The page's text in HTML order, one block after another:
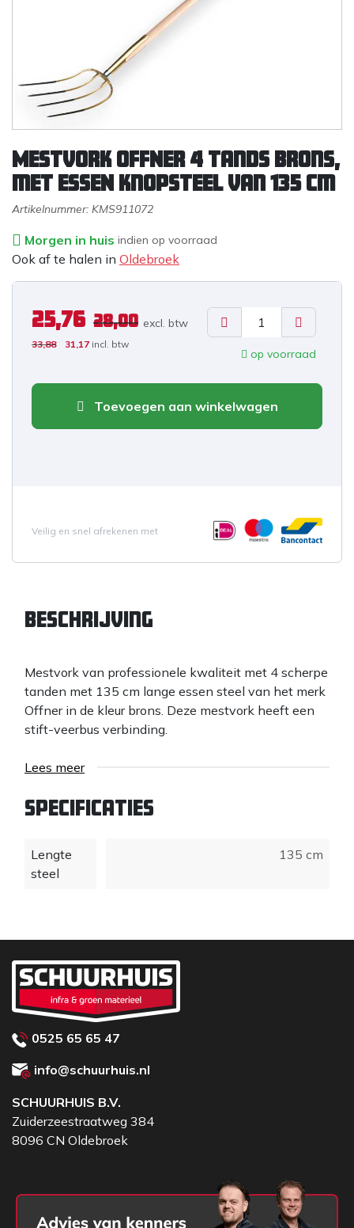
Mestvork OFFNER 4 tands brons,
met ESSEN knopsteel van 135 cm
Artikelnummer: KMS911072
Morgen in huis indien op voorraad
Ook af te halen in Oldebroek
25,76 28,00 excl. btw
33,88 31,17 incl. btw
op voorraad
Toevoegen aan winkelwagen
Veilig en snel afrekenen met
Beschrijving
Mestvork van professionele kwaliteit met 4 scherpe
tanden met 135 cm lange essen steel van het merk
Offner in de kleur brons. Deze mestvork heeft een
stift-veerbus verbinding.
Lees meer
Specificaties
Lengte
steel
135 cm
0525 65 65 47
info@schuurhuis.nl
SCHUURHUIS B.V.
Zuiderzeestraatweg 384
8096 CN Oldebroek